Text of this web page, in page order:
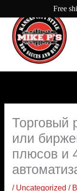
to
content
Торговый
или
плюсов и
/ Uncategorized /
Free